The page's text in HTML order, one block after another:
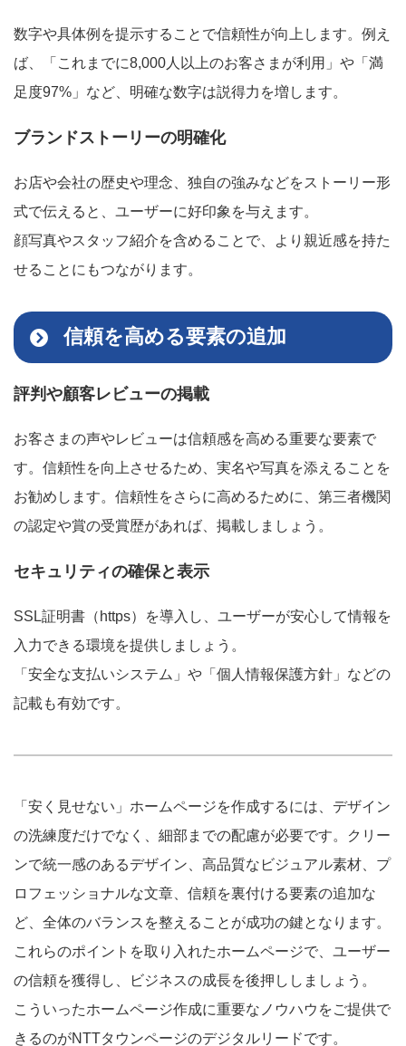
数字や具体例を提示することで信頼性が向上します。例え
ば、「これまでに8,000人以上のお客さまが利用」や「満
足度97%」など、明確な数字は説得力を増します。
ブランドストーリーの明確化
お店や会社の歴史や理念、独自の強みなどをストーリー形
式で伝えると、ユーザーに好印象を与えます。
顔写真やスタッフ紹介を含めることで、より親近感を持た
せることにもつながります。
信頼を高める要素の追加
評判や顧客レビューの掲載
お客さまの声やレビューは信頼感を高める重要な要素で
す。信頼性を向上させるため、実名や写真を添えることを
お勧めします。信頼性をさらに高めるために、第三者機関
の認定や賞の受賞歴があれば、掲載しましょう。
セキュリティの確保と表示
SSL証明書（https）を導入し、ユーザーが安心して情報を
入力できる環境を提供しましょう。
「安全な支払いシステム」や「個人情報保護方針」などの
記載も有効です。
「安く見せない」ホームページを作成するには、デザイン
の洗練度だけでなく、細部までの配慮が必要です。クリー
ンで統一感のあるデザイン、高品質なビジュアル素材、プ
ロフェッショナルな文章、信頼を裏付ける要素の追加な
ど、全体のバランスを整えることが成功の鍵となります。
これらのポイントを取り入れたホームページで、ユーザー
の信頼を獲得し、ビジネスの成長を後押ししましょう。
こういったホームページ作成に重要なノウハウをご提供で
きるのがNTTタウンページのデジタルリードです。